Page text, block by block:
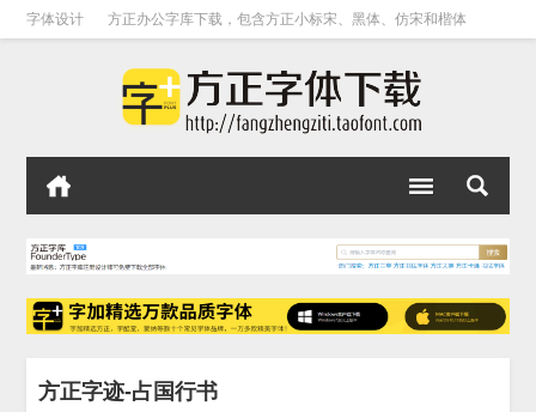
字体设计 方正办公字库下载，包含方正小标宋、黑体、仿宋和楷体
方正字迹-占国行书